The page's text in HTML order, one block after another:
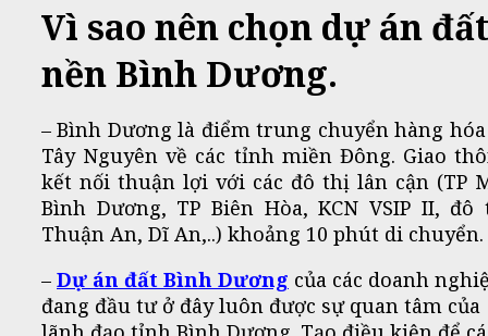
Vì sao nên chọn dự án đất
nền Bình Dương.
– Bình Dương là điểm trung chuyển hàng
Tây Nguyên về các tỉnh miền Đông. Giao
kết nối thuận lợi với các đô thị lân cận (TP
Bình Dương, TP Biên Hòa, KCN VSIP II, đô
Thuận An, Dĩ An,..) khoảng 10 phút di chuyển.
– Dự án đất Bình Dương của các doanh
đang đầu tư ở đây luôn được sự quan tâm của